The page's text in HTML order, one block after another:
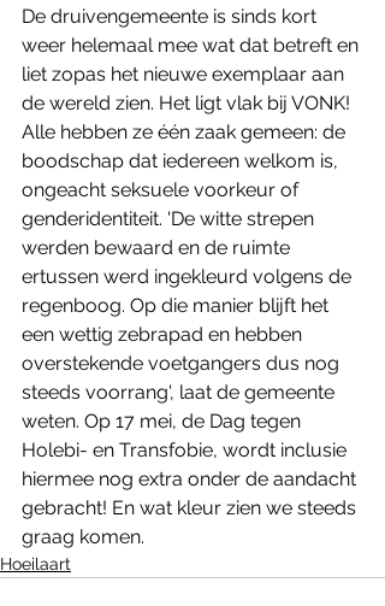
De druivengemeente is sinds kort
weer helemaal mee wat dat betreft en
liet zopas het nieuwe exemplaar aan
de wereld zien. Het ligt vlak bij VONK!
Alle hebben ze één zaak gemeen: de
boodschap dat iedereen welkom is,
ongeacht seksuele voorkeur of
genderidentiteit. 'De witte strepen
werden bewaard en de ruimte
ertussen werd ingekleurd volgens de
regenboog. Op die manier blijft het
een wettig zebrapad en hebben
overstekende voetgangers dus nog
steeds voorrang', laat de gemeente
weten. Op 17 mei, de Dag tegen
Holebi- en Transfobie, wordt inclusie
hiermee nog extra onder de aandacht
gebracht! En wat kleur zien we steeds
graag komen.
Hoeilaart